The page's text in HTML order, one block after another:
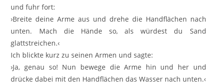
und fuhr fort:
›Breite deine Arme aus und drehe die Handflächen nach
unten. Mach die Hände so, als würdest du Sand
glattstreichen.‹
Ich blickte kurz zu seinen Armen und sagte:
›Ja, genau so! Nun bewege die Arme hin und her und
drücke dabei mit den Handflächen das Wasser nach unten.‹